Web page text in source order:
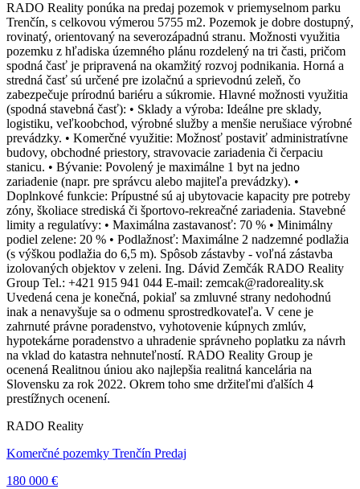
RADO Reality ponúka na predaj pozemok v priemyselnom parku
Trenčín, s celkovou výmerou 5755 m2. Pozemok je dobre dostupný,
rovinatý, orientovaný na severozápadnú stranu. Možnosti využitia
pozemku z hľadiska územného plánu rozdelený na tri časti, pričom
spodná časť je pripravená na okamžitý rozvoj podnikania. Horná a
stredná časť sú určené pre izolačnú a sprievodnú zeleň, čo
zabezpečuje prírodnú bariéru a súkromie. Hlavné možnosti využitia
(spodná stavebná časť): • Sklady a výroba: Ideálne pre sklady,
logistiku, veľkoobchod, výrobné služby a menšie nerušiace výrobné
prevádzky. • Komerčné využitie: Možnosť postaviť administratívne
budovy, obchodné priestory, stravovacie zariadenia či čerpaciu
stanicu. • Bývanie: Povolený je maximálne 1 byt na jedno
zariadenie (napr. pre správcu alebo majiteľa prevádzky). •
Doplnkové funkcie: Prípustné sú aj ubytovacie kapacity pre potreby
zóny, školiace strediská či športovo-rekreačné zariadenia. Stavebné
limity a regulatívy: • Maximálna zastavanosť: 70 % • Minimálny
podiel zelene: 20 % • Podlažnosť: Maximálne 2 nadzemné podlažia
(s výškou podlažia do 6,5 m). Spôsob zástavby - voľná zástavba
izolovaných objektov v zeleni. Ing. Dávid Zemčák RADO Reality
Group Tel.: +421 915 941 044 E-mail: zemcak@radoreality.sk
Uvedená cena je konečná, pokiaľ sa zmluvné strany nedohodnú
inak a nenavyšuje sa o odmenu sprostredkovateľa. V cene je
zahrnuté právne poradenstvo, vyhotovenie kúpnych zmlúv,
hypotekárne poradenstvo a uhradenie správneho poplatku za návrh
na vklad do katastra nehnuteľností. RADO Reality Group je
ocenená Realitnou úniou ako najlepšia realitná kancelária na
Slovensku za rok 2022. Okrem toho sme držiteľmi ďalších 4
prestížnych ocenení.
RADO Reality
Komerčné pozemky Trenčín Predaj
180 000 €